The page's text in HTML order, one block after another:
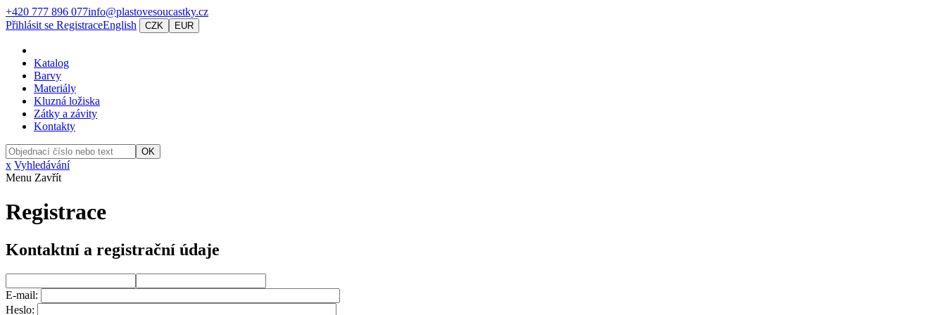
+420 777 896 077info@plastovesoucastky.cz
Přihlásit se RegistraceEnglish CZK EUR
Katalog
Barvy
Materiály
Kluzná ložiska
Zátky a závity
Kontakty
OK
x Vyhledávání
Menu Zavřít
Registrace
Kontaktní a registrační údaje
E-mail:
Heslo: